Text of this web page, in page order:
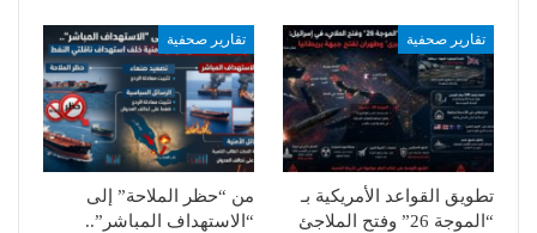
تقارير صحفية
تطويق القواعد الأمريكية بـ
“الموجة 26” وفتح الملاجئ
تقارير صحفية
من “حظر الملاحة” إلى
“الاستهداف المباشر”..